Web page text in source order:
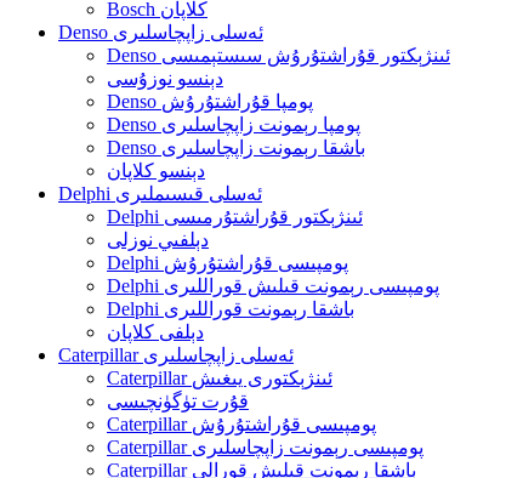
Bosch كلاپان
Denso ئەسلى زاپچاسلىرى
Denso ئىنژېكتور قۇراشتۇرۇش سىستېمىسى
دېنسو نوزۇسى
Denso پومپا قۇراشتۇرۇش
Denso پومپا رېمونت زاپچاسلىرى
Denso باشقا رېمونت زاپچاسلىرى
دېنسو كلاپان
Delphi ئەسلى قىسىملىرى
Delphi ئىنژېكتور قۇراشتۇرمىسى
دېلفىي نوزلى
Delphi پومپىسى قۇراشتۇرۇش
Delphi پومپىسى رېمونت قىلىش قوراللىرى
Delphi باشقا رېمونت قوراللىرى
دېلفى كلاپان
Caterpillar ئەسلى زاپچاسلىرى
Caterpillar ئىنژېكتورى يىغىش
قۇرت تۈگۈنچىسى
Caterpillar پومپىسى قۇراشتۇرۇش
Caterpillar پومپىسى رېمونت زاپچاسلىرى
Caterpillar باشقا رېمونت قىلىش قورالى